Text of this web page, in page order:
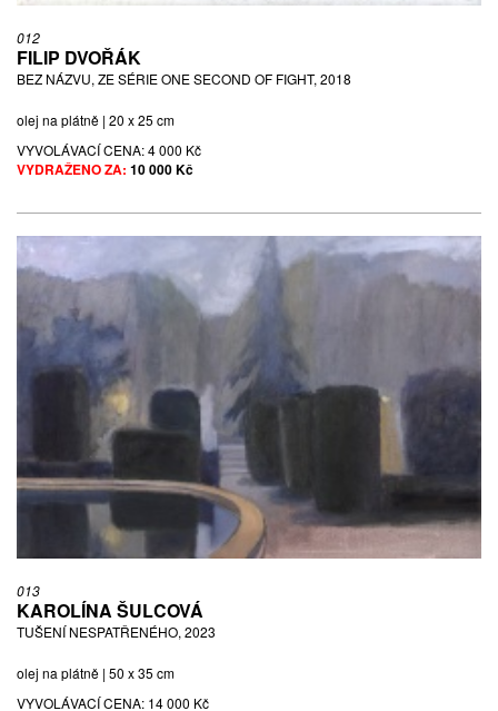
012
FILIP DVOŘÁK
BEZ NÁZVU, ZE SÉRIE ONE SECOND OF FIGHT, 2018
olej na plátně | 20 x 25 cm
VYVOLÁVACÍ CENA:4 000 Kč
VYDRAŽENO ZA: 10 000 Kč
013
KAROLÍNA ŠULCOVÁ
TUŠENÍ NESPATŘENÉHO, 2023
olej na plátně | 50 x 35 cm
VYVOLÁVACÍ CENA: 14 000 Kč